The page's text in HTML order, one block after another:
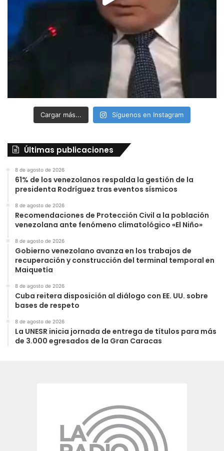
Cargar más... Síguenos en Instagram
Últimas publicaciones
8 de agosto de 2026
61% de los venezolanos respalda la gestión de la
presidenta Rodríguez tras eventos sísmicos
8 de agosto de 2026
Recomendaciones de Protección Civil a la población
venezolana ante fenómeno climatológico «El Niño»
8 de agosto de 2026
Gobierno venezolano avanza en los trabajos de
recuperación y construcción del terminal temporal en
Maiquetía
8 de agosto de 2026
Cuba reitera disposición al diálogo con EE. UU. sobre
bases de respeto
8 de agosto de 2026
La UNESR inicia jornada de entrega de títulos para más
de 3.000 egresados de la Gran Caracas